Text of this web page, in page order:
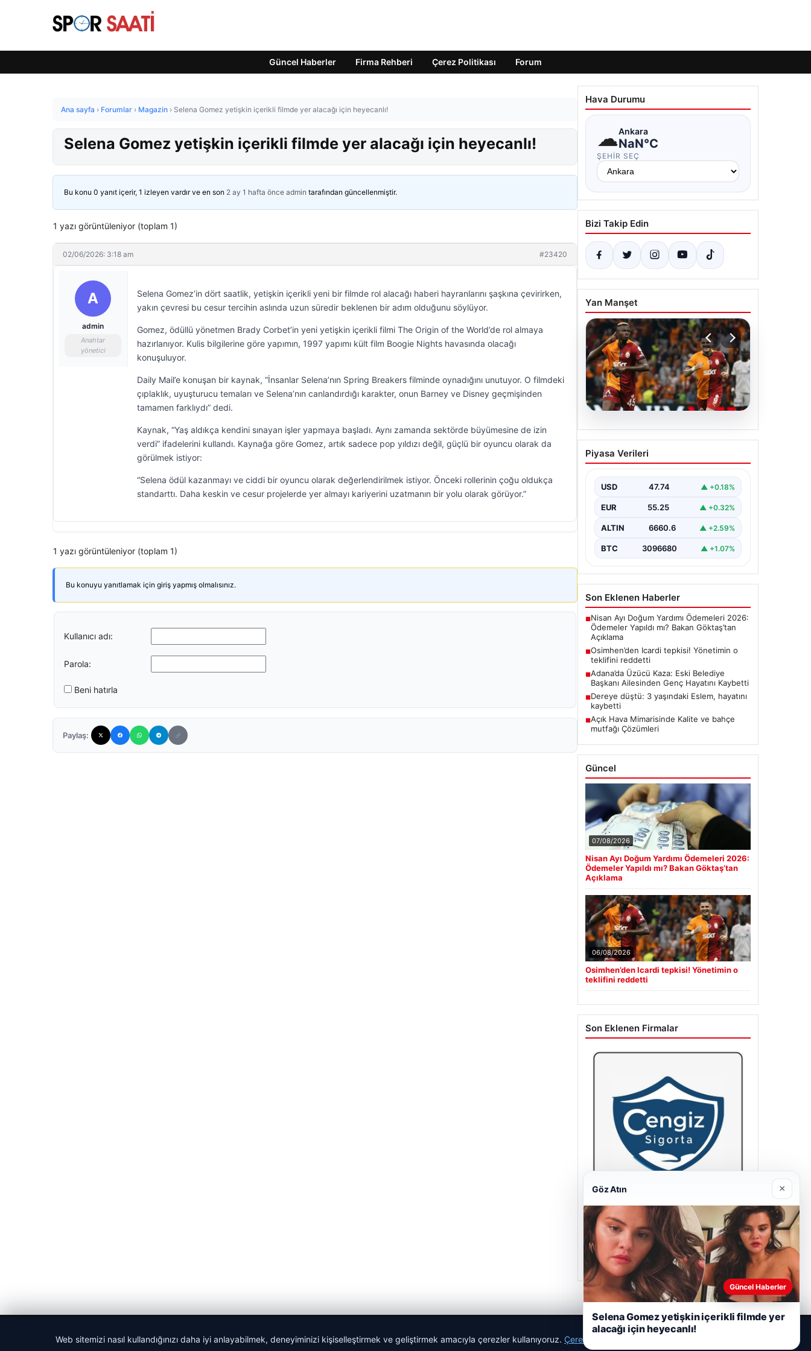
Güncel Haberler Firma Rehberi Çerez Politikası Forum
Ana sayfa › Forumlar › Magazin › Selena Gomez yetişkin içerikli filmde yer alacağı için heyecanlı!
Selena Gomez yetişkin içerikli filmde yer alacağı için heyecanlı!
Bu konu 0 yanıt içerir, 1 izleyen vardır ve en son 2 ay 1 hafta önce admin tarafından güncellenmiştir.
1 yazı görüntüleniyor (toplam 1)
02/06/2026: 3:18 am #23420
A
admin
Anahtar
yönetici
Selena Gomez’in dört saatlik, yetişkin içerikli yeni bir filmde rol alacağı haberi hayranlarını şaşkına çevirirken,
yakın çevresi bu cesur tercihin aslında uzun süredir beklenen bir adım olduğunu söylüyor.
Gomez, ödüllü yönetmen Brady Corbet’in yeni yetişkin içerikli filmi The Origin of the World’de rol almaya
hazırlanıyor. Kulis bilgilerine göre yapımın, 1997 yapımı kült film Boogie Nights havasında olacağı
konuşuluyor.
Daily Mail’e konuşan bir kaynak, “İnsanlar Selena’nın Spring Breakers filminde oynadığını unutuyor. O filmdeki
çıplaklık, uyuşturucu temaları ve Selena’nın canlandırdığı karakter, onun Barney ve Disney geçmişinden
tamamen farklıydı” dedi.
Kaynak, “Yaş aldıkça kendini sınayan işler yapmaya başladı. Aynı zamanda sektörde büyümesine de izin
verdi” ifadelerini kullandı. Kaynağa göre Gomez, artık sadece pop yıldızı değil, güçlü bir oyuncu olarak da
görülmek istiyor:
“Selena ödül kazanmayı ve ciddi bir oyuncu olarak değerlendirilmek istiyor. Önceki rollerinin çoğu oldukça
standarttı. Daha keskin ve cesur projelerde yer almayı kariyerini uzatmanın bir yolu olarak görüyor.”
1 yazı görüntüleniyor (toplam 1)
Bu konuyu yanıtlamak için giriş yapmış olmalısınız.
Kullanıcı adı:
Parola:
Beni hatırla
Paylaş:
Hava Durumu
☁Ankara
NaN°C
ŞEHIR SEÇ
Bizi Takip Edin
Yan Manşet
06.08.2026
Osimhen’den Icardi
tepkisi! Yönetimin o
Piyasa Verileri
USD 47.74 ▲ +0.18%
EUR 55.25 ▲ +0.32%
ALTIN 6660.6 ▲ +2.59%
BTC 3096680 ▲ +1.07%
Son Eklenen Haberler
■Nisan Ayı Doğum Yardımı Ödemeleri 2026:
Ödemeler Yapıldı mı? Bakan Göktaş’tan
Açıklama
■Osimhen’den Icardi tepkisi! Yönetimin o
teklifini reddetti
■Adana’da Üzücü Kaza: Eski Belediye
Başkanı Ailesinden Genç Hayatını Kaybetti
■Dereye düştü: 3 yaşındaki Eslem, hayatını
kaybetti
■Açık Hava Mimarisinde Kalite ve bahçe
mutfağı Çözümleri
Güncel
07/08/2026
Nisan Ayı Doğum Yardımı Ödemeleri 2026:
Ödemeler Yapıldı mı? Bakan Göktaş’tan
Açıklama
06/08/2026
Osimhen’den Icardi tepkisi! Yönetimin o
teklifini reddetti
Son Eklenen Firmalar
Cengiz Sigorta
23/06/2026
Web sitemizi nasıl kullandığınızı daha iyi anlayabilmek, deneyiminizi kişiselleştirmek ve geliştirmek amacıyla çerezler kullanıyoruz. Çerez Politikamız
Göz Atın ×
Güncel Haberler
Selena Gomez yetişkin içerikli filmde yer
alacağı için heyecanlı!